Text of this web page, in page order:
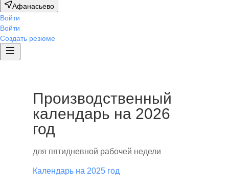
Афанасьево
Войти
Войти
Создать резюме
Производственный
календарь на 2026
год
для пятидневной рабочей недели
Календарь на 2025 год